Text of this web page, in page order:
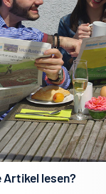
Artikel lesen?